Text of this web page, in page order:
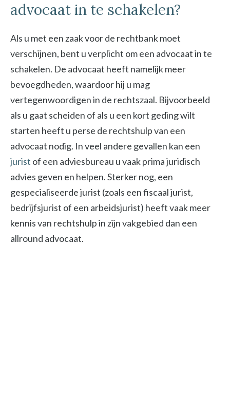
advocaat in te schakelen?
Als u met een zaak voor de rechtbank moet
verschijnen, bent u verplicht om een advocaat in te
schakelen. De advocaat heeft namelijk meer
bevoegdheden, waardoor hij u mag
vertegenwoordigen in de rechtszaal. Bijvoorbeeld
als u gaat scheiden of als u een kort geding wilt
starten heeft u perse de rechtshulp van een
advocaat nodig. In veel andere gevallen kan een
jurist of een adviesbureau u vaak prima juridisch
advies geven en helpen. Sterker nog, een
gespecialiseerde jurist (zoals een fiscaal jurist,
bedrijfsjurist of een arbeidsjurist) heeft vaak meer
kennis van rechtshulp in zijn vakgebied dan een
allround advocaat.